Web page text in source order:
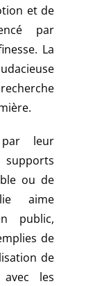
et de
par
La
leur
ou de
aime
public,
de
de
les